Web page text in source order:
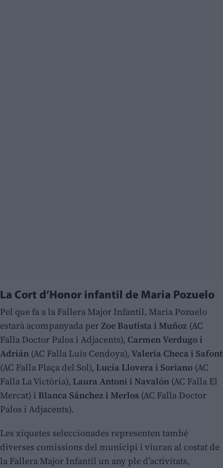
La Cort d’Honor infantil de Maria Pozuelo
Pel que fa a la Fallera Major Infantil, Maria Pozuelo
estarà acompanyada perZoe Bautista i Muñoz (AC
Falla Doctor Palos i Adjacents), Carmen Verdugo i
Adrián (AC Falla Luis Cendoya), Valeria Checa i Safont
(AC Falla Plaça del Sol), Lucía Llovera i Soriano (AC
Falla La Victòria), Laura Antoni i Navalón (AC Falla El
Mercat) i Blanca Sánchez i Merlos (AC Falla Doctor
Palos i Adjacents).
Les xiquetes seleccionades representen també
diverses comissions del municipi i viuran al costat de
la Fallera Major Infantil un any ple d’activitats,